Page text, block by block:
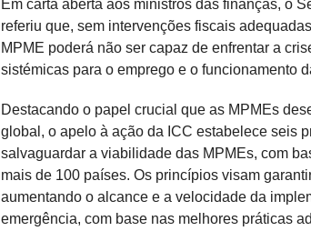
Em carta aberta aos ministros das finanças, o
referiu que, sem intervenções fiscais
MPME poderá não ser capaz de enfrentar a
sistémicas para o emprego e o funcionamento
Destacando o papel crucial que as MPMEs
global, o apelo à ação da ICC estabelece seis
salvaguardar a viabilidade das MPMEs, com
mais de 100 países. Os princípios visam
aumentando o alcance e a velocidade da
emergência, com base nas melhores práticas